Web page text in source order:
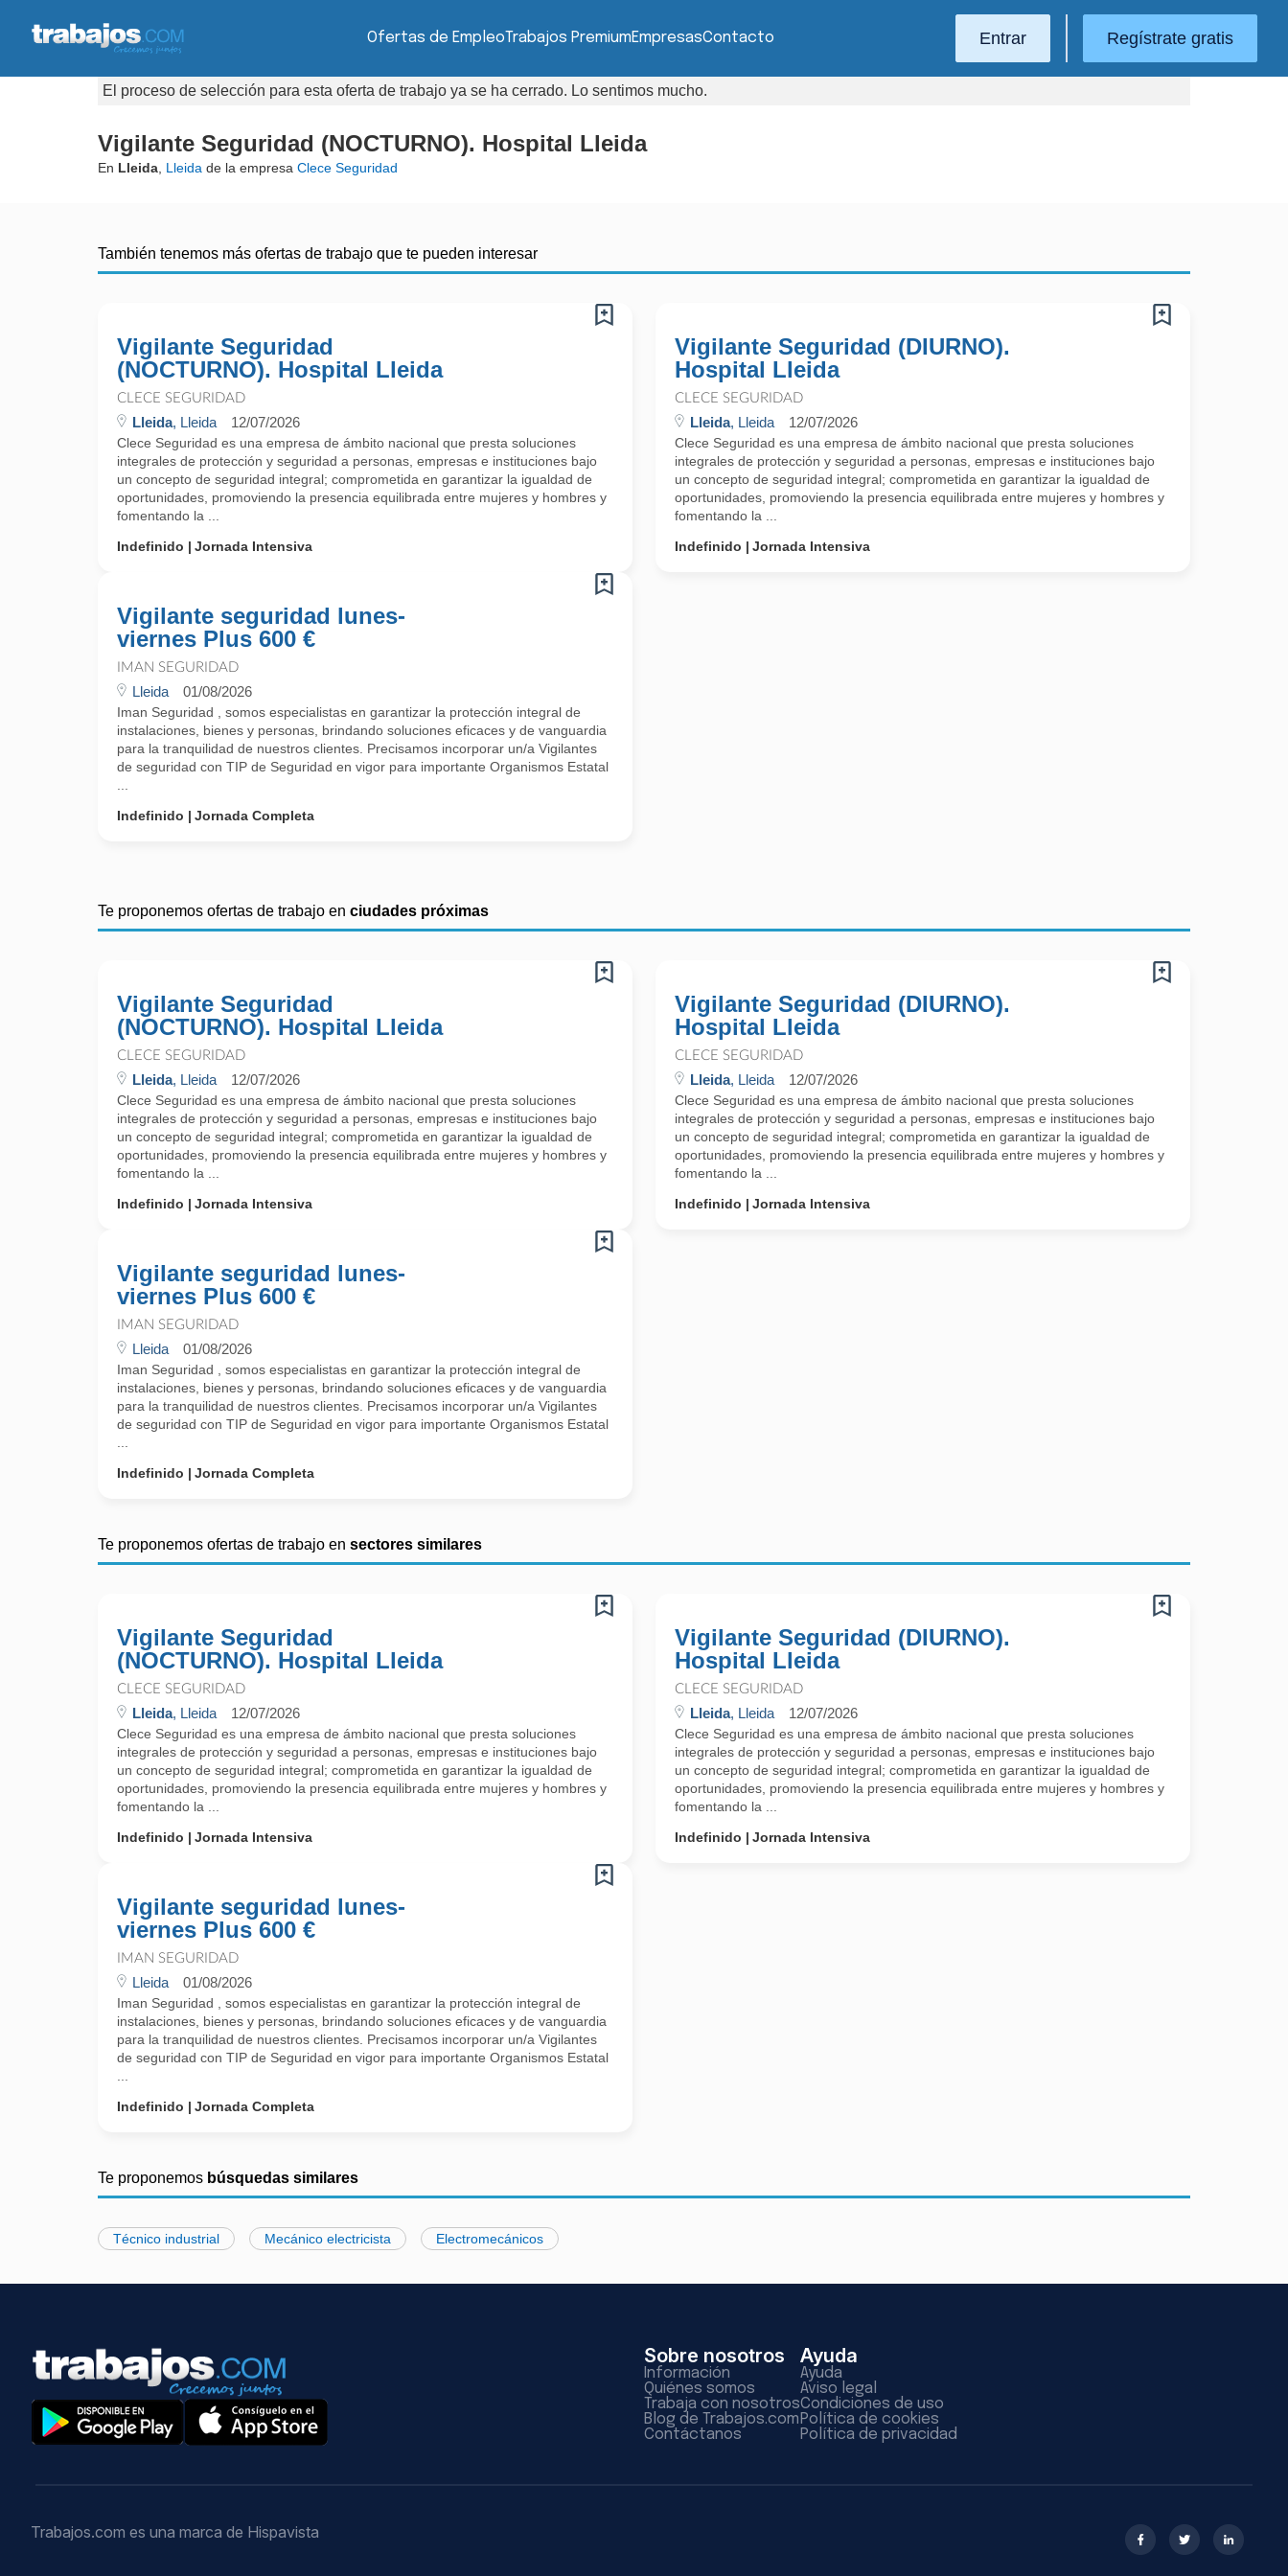
Ofertas de EmpleoTrabajos PremiumEmpresasContacto Entrar Regístrate gratis
El proceso de selección para esta oferta de trabajo ya se ha cerrado. Lo sentimos mucho.
Vigilante Seguridad (NOCTURNO). Hospital Lleida
En Lleida Lleida de la empresa Clece Seguridad
También tenemos más ofertas de trabajo que te pueden interesar
Vigilante Seguridad
(NOCTURNO). Hospital Lleida
CLECE SEGURIDAD
Lleida, Lleida 12/07/2026
Clece Seguridad es una empresa de ámbito nacional que presta soluciones
integrales de protección y seguridad a personas, empresas e instituciones bajo
un concepto de seguridad integral; comprometida en garantizar la igualdad de
oportunidades, promoviendo la presencia equilibrada entre mujeres y hombres y
fomentando la ...
Indefinido
Jornada Intensiva
Vigilante Seguridad (DIURNO).
Hospital Lleida
CLECE SEGURIDAD
Lleida, Lleida 12/07/2026
Clece Seguridad es una empresa de ámbito nacional que presta soluciones
integrales de protección y seguridad a personas, empresas e instituciones bajo
un concepto de seguridad integral; comprometida en garantizar la igualdad de
oportunidades, promoviendo la presencia equilibrada entre mujeres y hombres y
fomentando la ...
Indefinido
Jornada Intensiva
Vigilante seguridad lunes-
viernes Plus 600 €
IMAN SEGURIDAD
Lleida 01/08/2026
Iman Seguridad , somos especialistas en garantizar la protección integral de
instalaciones, bienes y personas, brindando soluciones eficaces y de vanguardia
para la tranquilidad de nuestros clientes. Precisamos incorporar un/a Vigilantes
de seguridad con TIP de Seguridad en vigor para importante Organismos Estatal
Indefinido
Jornada Completa
Te proponemos ofertas de trabajo en ciudades próximas
Vigilante Seguridad
(NOCTURNO). Hospital Lleida
CLECE SEGURIDAD
Lleida, Lleida 12/07/2026
Clece Seguridad es una empresa de ámbito nacional que presta soluciones
integrales de protección y seguridad a personas, empresas e instituciones bajo
un concepto de seguridad integral; comprometida en garantizar la igualdad de
oportunidades, promoviendo la presencia equilibrada entre mujeres y hombres y
fomentando la ...
Indefinido
Jornada Intensiva
Vigilante Seguridad (DIURNO).
Hospital Lleida
CLECE SEGURIDAD
Lleida, Lleida 12/07/2026
Clece Seguridad es una empresa de ámbito nacional que presta soluciones
integrales de protección y seguridad a personas, empresas e instituciones bajo
un concepto de seguridad integral; comprometida en garantizar la igualdad de
oportunidades, promoviendo la presencia equilibrada entre mujeres y hombres y
fomentando la ...
Indefinido
Jornada Intensiva
Vigilante seguridad lunes-
viernes Plus 600 €
IMAN SEGURIDAD
Lleida 01/08/2026
Iman Seguridad , somos especialistas en garantizar la protección integral de
instalaciones, bienes y personas, brindando soluciones eficaces y de vanguardia
para la tranquilidad de nuestros clientes. Precisamos incorporar un/a Vigilantes
de seguridad con TIP de Seguridad en vigor para importante Organismos Estatal
Indefinido
Jornada Completa
Te proponemos ofertas de trabajo en sectores similares
Vigilante Seguridad
(NOCTURNO). Hospital Lleida
CLECE SEGURIDAD
Lleida, Lleida 12/07/2026
Clece Seguridad es una empresa de ámbito nacional que presta soluciones
integrales de protección y seguridad a personas, empresas e instituciones bajo
un concepto de seguridad integral; comprometida en garantizar la igualdad de
oportunidades, promoviendo la presencia equilibrada entre mujeres y hombres y
fomentando la ...
Indefinido
Jornada Intensiva
Vigilante Seguridad (DIURNO).
Hospital Lleida
CLECE SEGURIDAD
Lleida, Lleida 12/07/2026
Clece Seguridad es una empresa de ámbito nacional que presta soluciones
integrales de protección y seguridad a personas, empresas e instituciones bajo
un concepto de seguridad integral; comprometida en garantizar la igualdad de
oportunidades, promoviendo la presencia equilibrada entre mujeres y hombres y
fomentando la ...
Indefinido
Jornada Intensiva
Vigilante seguridad lunes-
viernes Plus 600 €
IMAN SEGURIDAD
Lleida 01/08/2026
Iman Seguridad , somos especialistas en garantizar la protección integral de
instalaciones, bienes y personas, brindando soluciones eficaces y de vanguardia
para la tranquilidad de nuestros clientes. Precisamos incorporar un/a Vigilantes
de seguridad con TIP de Seguridad en vigor para importante Organismos Estatal
Indefinido
Jornada Completa
Te proponemos búsquedas similares
Técnico industrial Mecánico electricista Electromecánicos
Sobre nosotros
Información
Quiénes somos
Trabaja con nosotros
Blog de Trabajos.com
Contáctanos
Ayuda
Ayuda
Aviso legal
Condiciones de uso
Política de cookies
Política de privacidad
Trabajos.com es una marca de Hispavista